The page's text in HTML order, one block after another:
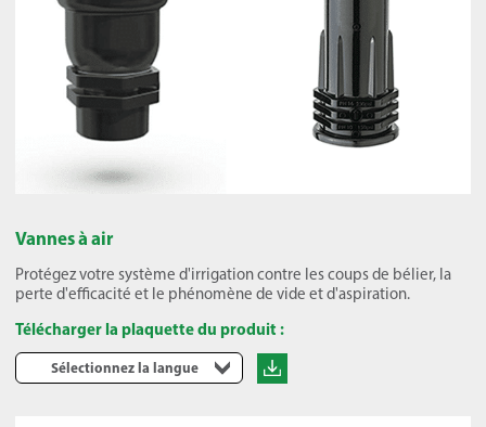
Vannes à air
Protégez votre système d'irrigation contre les coups de bélier, la
perte d'efficacité et le phénomène de vide et d'aspiration.
Télécharger la plaquette du produit :
Sélectionnez la langue